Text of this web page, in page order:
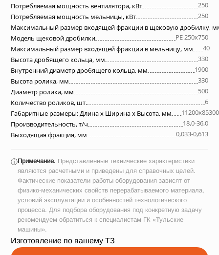
Потребляемая мощность вентилятора, кВт
250
Потребляемая мощность мельницы, кВт
250
Максимальный размер входящей фракции в щековую дробилку,
Модель щековой дробилки
PE 250x750
Максимальный размер входящей фракции в мельницу, мм
40
Высота дробящего кольца, мм
330
Внутренний диаметр дробящего кольца, мм
1900
Высота ролика, мм
330
Диаметр ролика, мм
500
Количество роликов, шт.
6
Габаритные размеры: Длина х Ширина х Высота, мм
Производительность, т/ч
18,0-36,0
Выходящая фракция, мм
0,033-0,613
ⓘПримечание. Представленные технические характеристики
являются расчетными и приведены для справочных целей.
Фактические показатели работы оборудования зависят от
физико-механических свойств перерабатываемого материала,
условий эксплуатации и особенностей технологического
процесса. Для подбора оборудования под конкретную задачу
рекомендуем обратиться к специалистам ГК «Тульские
машины».
Изготовление по вашему ТЗ